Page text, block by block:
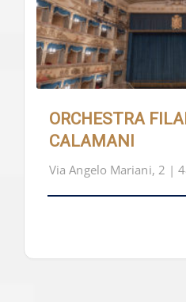
ORCHESTRA
CALAMANI
Via Angelo Mariani, 2 |